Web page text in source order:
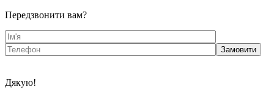
Передзвонити вам?
Дякую!